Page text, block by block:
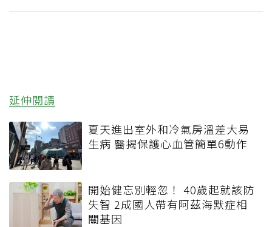
延伸閱讀
夏天進出室外和冷氣房溫差大易
生病 醫揭保護心血管簡單6動作
開始健忘別輕忽！ 40歲起就該防
失智 2成國人帶有阿茲海默症相
關基因